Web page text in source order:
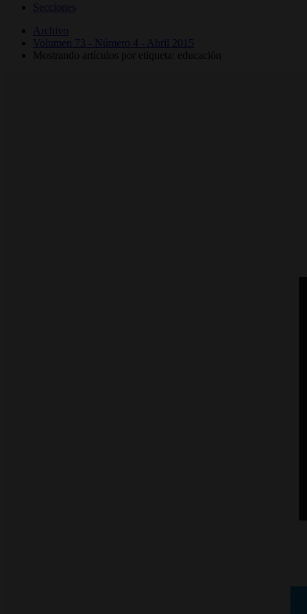
Secciones
Archivo
Volumen 73 - Número 4 - Abril 2015
Mostrando artículos por etiqueta: educación